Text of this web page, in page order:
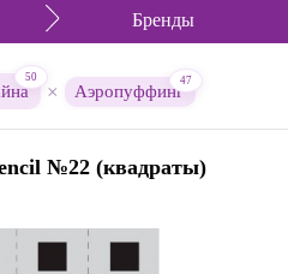
Бренды
50
× Аэропуффинг
47
№22 (квадраты)